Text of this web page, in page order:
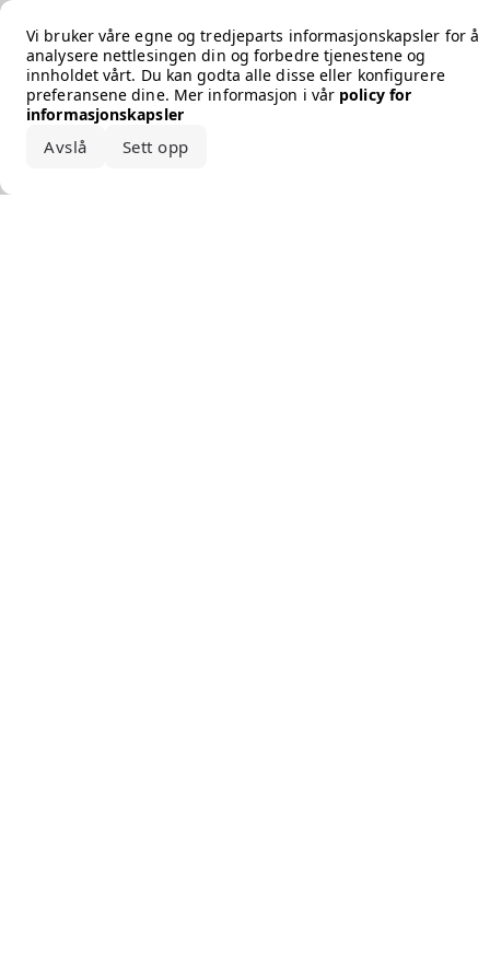
Vi bruker våre egne og tredjeparts informasjonskapsler for å
analysere nettlesingen din og forbedre tjenestene og
innholdet vårt. Du kan godta alle disse eller konfigurere
preferansene dine. Mer informasjon i vår policy for
informasjonskapsler
Avslå Sett opp
Error loading the brand